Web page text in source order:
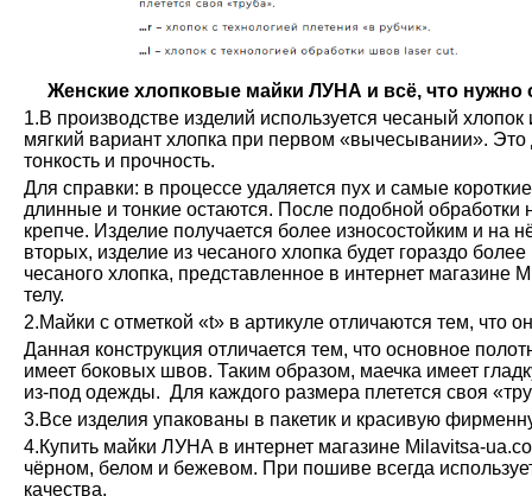
Женские хлопковые майки ЛУНА и всё, что нужно
1.В производстве изделий используется чесаный
мягкий вариант хлопка при первом «вычесывании». Это
тонкость и прочность.
Для справки: в процессе удаляется пух и самые
длинные и тонкие остаются. После подобной обработки
крепче. Изделие получается более износостойким и на
вторых, изделие из чесаного хлопка будет гораздо
чесаного хлопка, представленное в интернет магазине
телу.
2.Майки с отметкой «t» в артикуле отличаются тем, что
Данная конструкция отличается тем, что основное
имеет боковых швов. Таким образом, маечка имеет
из-под одежды. Для каждого размера плетется своя
3.Все изделия упакованы в пакетик и красивую
4.Купить майки ЛУНА в интернет магазине Milavitsa-
чёрном, белом и бежевом. При пошиве всегда
качества.